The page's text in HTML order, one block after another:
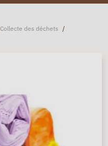
Collecte des déchets /